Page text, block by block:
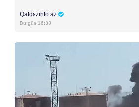
Qafqazinfo.az
Bu gün 16:33